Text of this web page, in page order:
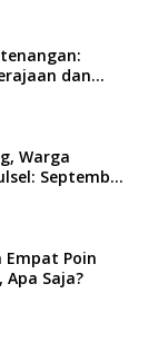
dan
Warga
September
Empat Poin
Saja?